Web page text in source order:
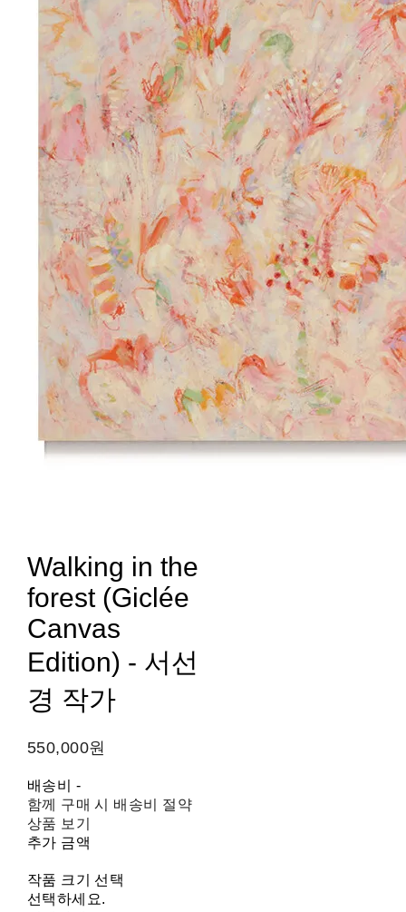
Walking in the
forest (Giclée
Canvas
Edition) - 서선
경 작가
550,000원
배송비 -
함께 구매 시 배송비 절약
상품 보기
추가 금액
작품 크기 선택
선택하세요.